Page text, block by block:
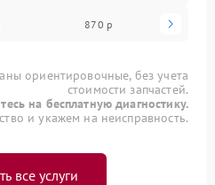
870 р
ориентировочные, без учета
стоимости запчастей.
на бесплатную диагностику.
и укажем на неисправность.
все услуги